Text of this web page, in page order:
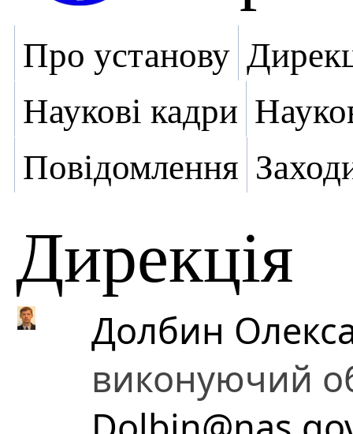
Про установу
Наукові кадри
Повідомлення
Дирекція
Долбин
виконуючий